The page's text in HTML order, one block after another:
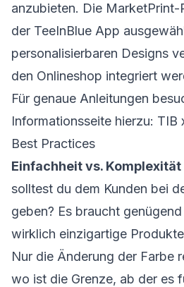
anzubieten. Die
der TeeInBlue App
personalisierbaren Designs
den Onlineshop integriert
Für genaue Anleitungen
Informationsseite hierzu: TIB
Best Practices
Einfachheit vs. Komplexität
solltest du dem Kunden bei
geben? Es braucht
wirklich einzigartige
Nur die Änderung der Farbe
wo ist die Grenze, ab der es